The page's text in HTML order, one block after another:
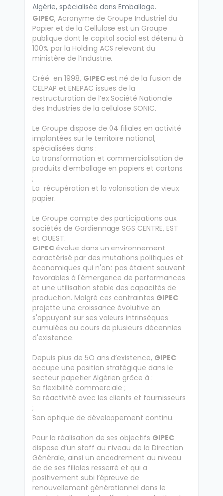
Algérie, spécialisée dans Emballage.
GIPEC, Acronyme de Groupe Industriel du
Papier et de la Cellulose est un Groupe
publique dont le capital social est détenu à
100% par la Holding ACS relevant du
ministère de l’industrie.
Créé en 1998, GIPEC est né de la fusion de
CELPAP et ENEPAC issues de la
restructuration de l’ex Société Nationale
des Industries de la cellulose SONIC.
Le Groupe dispose de 04 filiales en activité
implantées sur le territoire national,
spécialisées dans :
La transformation et commercialisation de
produits d’emballage en papiers et cartons
;
La récupération et la valorisation de vieux
papier.
Le Groupe compte des participations aux
sociétés de Gardiennage SGS CENTRE, EST
et OUEST.
GIPEC évolue dans un environnement
caractérisé par des mutations politiques et
économiques qui n'ont pas étaient souvent
favorables à l'émergence de performances
et une utilisation stable des capacités de
production. Malgré ces contraintes GIPEC
projette une croissance évolutive en
s'appuyant sur ses valeurs intrinsèques
cumulées au cours de plusieurs décennies
d'existence.
Depuis plus de 5O ans d’existence, GIPEC
occupe une position stratégique dans le
secteur papetier Algérien grâce à :
Sa flexibilité commerciale ;
Sa réactivité avec les clients et fournisseurs
;
Son optique de développement continu.
Pour la réalisation de ses objectifs GIPEC
dispose d’un staff au niveau de la Direction
Générale, ainsi un encadrement au niveau
de de ses filiales resserré et qui a
positivement subi l’épreuve de
renouvellement générationnel dans le